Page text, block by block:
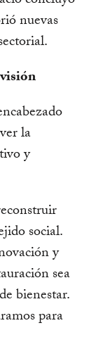
nuevas
la
y
social.
y
sea
bienestar.
para